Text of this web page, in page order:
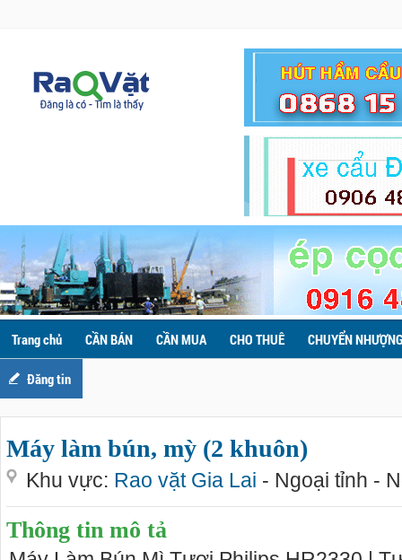
Trang chủ CẦN BÁN CẦN MUA CHO THUÊ CHUYỂN
Đăng tin
Máy làm bún, mỳ (2 khuôn)
Khu vực: Rao vặt Gia Lai - Ngoại tỉnh -
Thông tin mô tả